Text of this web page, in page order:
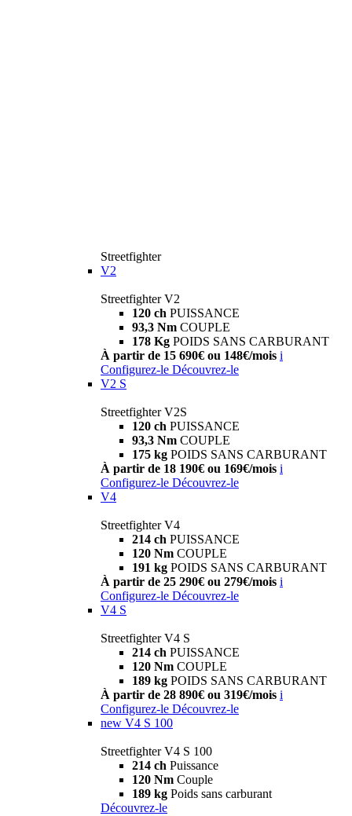
Streetfighter
V2
Streetfighter V2
120 ch PUISSANCE
93,3 Nm COUPLE
178 Kg POIDS SANS CARBURANT
À partir de 15 690€ ou 148€/mois i
Configurez-le Découvrez-le
V2 S
Streetfighter V2S
120 ch PUISSANCE
93,3 Nm COUPLE
175 kg POIDS SANS CARBURANT
À partir de 18 190€ ou 169€/mois i
Configurez-le Découvrez-le
V4
Streetfighter V4
214 ch PUISSANCE
120 Nm COUPLE
191 kg POIDS SANS CARBURANT
À partir de 25 290€ ou 279€/mois i
Configurez-le Découvrez-le
V4 S
Streetfighter V4 S
214 ch PUISSANCE
120 Nm COUPLE
189 kg POIDS SANS CARBURANT
À partir de 28 890€ ou 319€/mois i
Configurez-le Découvrez-le
new V4 S 100
Streetfighter V4 S 100
214 ch Puissance
120 Nm Couple
189 kg Poids sans carburant
Découvrez-le